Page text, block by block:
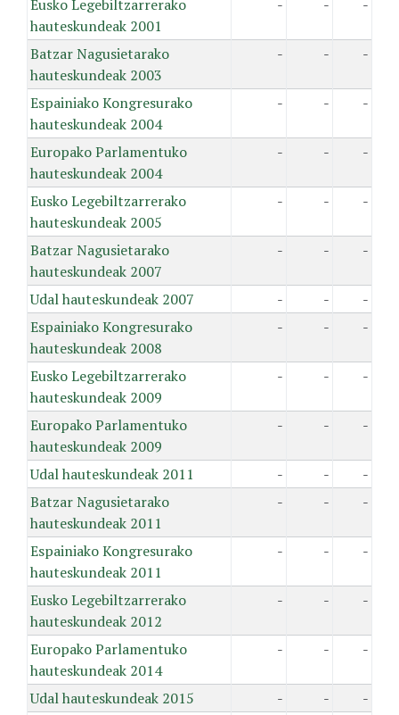
Eusko Legebiltzarrerako
hauteskundeak 2001
- - -
Batzar Nagusietarako
hauteskundeak 2003
- - -
Espainiako Kongresurako
hauteskundeak 2004
- - -
Europako Parlamentuko
hauteskundeak 2004
- - -
Eusko Legebiltzarrerako
hauteskundeak 2005
- - -
Batzar Nagusietarako
hauteskundeak 2007
- - -
Udal hauteskundeak 2007 - -
-
Espainiako Kongresurako
hauteskundeak 2008
- - -
Eusko Legebiltzarrerako
hauteskundeak 2009
- - -
Europako Parlamentuko
hauteskundeak 2009
- - -
Udal hauteskundeak 2011 - -
-
Batzar Nagusietarako
hauteskundeak 2011
- - -
Espainiako Kongresurako
hauteskundeak 2011
- - -
Eusko Legebiltzarrerako
hauteskundeak 2012
- - -
Europako Parlamentuko
hauteskundeak 2014
- - -
Udal hauteskundeak 2015 - -
-